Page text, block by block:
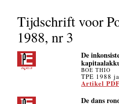
Tijdschrift voor
1988, nr 3
De
BOE THIO
TPE 1988
Artikel PDF
De dans